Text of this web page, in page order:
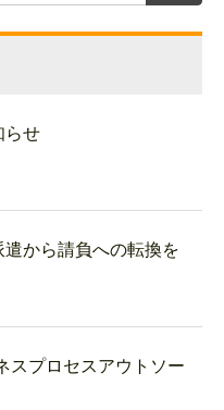
らせ
から請負への転換を
スプロセスアウトソー